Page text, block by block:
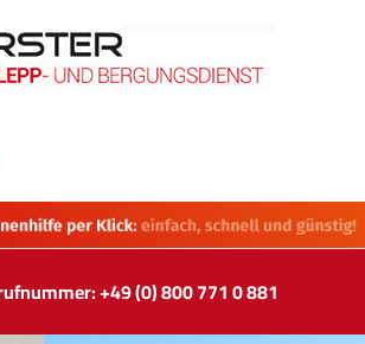
+49 (0) 800 771 0 881